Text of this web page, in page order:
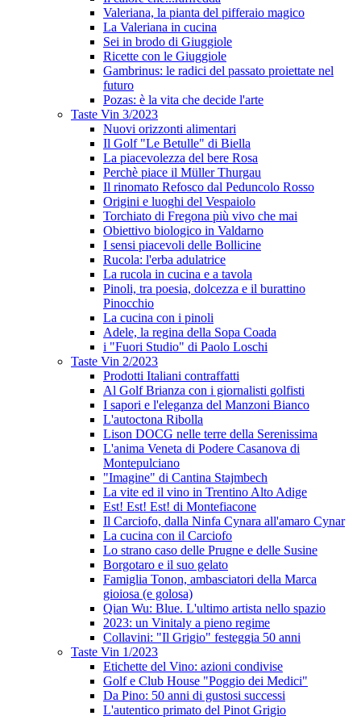
Valeriana, la pianta del pifferaio magico
La Valeriana in cucina
Sei in brodo di Giuggiole
Ricette con le Giuggiole
Gambrinus: le radici del passato proiettate nel
futuro
Pozas: è la vita che decide l'arte
Taste Vin 3/2023
Nuovi orizzonti alimentari
Il Golf "Le Betulle" di Biella
La piacevolezza del bere Rosa
Perchè piace il Müller Thurgau
Il rinomato Refosco dal Peduncolo Rosso
Origini e luoghi del Vespaiolo
Torchiato di Fregona più vivo che mai
Obiettivo biologico in Valdarno
I sensi piacevoli delle Bollicine
Rucola: l'erba adulatrice
La rucola in cucina e a tavola
Pinoli, tra poesia, dolcezza e il burattino
Pinocchio
La cucina con i pinoli
Adele, la regina della Sopa Coada
i "Fuori Studio" di Paolo Loschi
Taste Vin 2/2023
Prodotti Italiani contraffatti
Al Golf Brianza con i giornalisti golfisti
I sapori e l'eleganza del Manzoni Bianco
L'autoctona Ribolla
Lison DOCG nelle terre della Serenissima
L'anima Veneta di Podere Casanova di
Montepulciano
"Imagine" di Cantina Stajmbech
La vite ed il vino in Trentino Alto Adige
Est! Est! Est! di Montefiacone
Il Carciofo, dalla Ninfa Cynara all'amaro Cynar
La cucina con il Carciofo
Lo strano caso delle Prugne e delle Susine
Borgotaro e il suo gelato
Famiglia Tonon, ambasciatori della Marca
gioiosa (e golosa)
Qian Wu: Blue. L'ultimo artista nello spazio
2023: un Vinitaly a pieno regime
Collavini: "Il Grigio" festeggia 50 anni
Taste Vin 1/2023
Etichette del Vino: azioni condivise
Golf e Club House "Poggio dei Medici"
Da Pino: 50 anni di gustosi successi
L'autentico primato del Pinot Grigio